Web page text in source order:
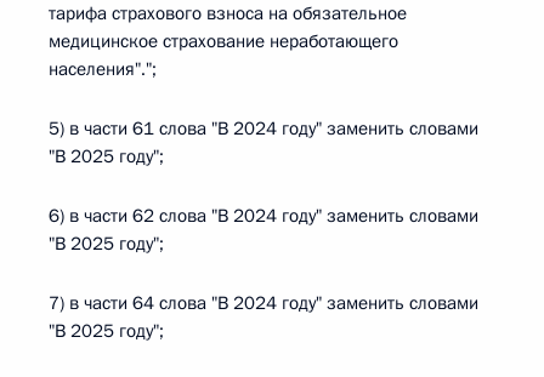
тарифа страхового взноса на обязательное
медицинское страхование неработающего
населения".";
5) в части 61 слова "В 2024 году" заменить словами
"В 2025 году";
6) в части 62 слова "В 2024 году" заменить словами
"В 2025 году";
7) в части 64 слова "В 2024 году" заменить словами
"В 2025 году";